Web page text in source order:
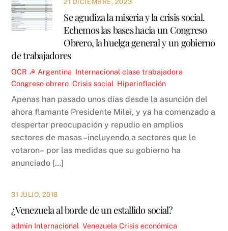
21 DICIEMBRE, 2023
Se agudiza la miseria y la crisis social.
Echemos las bases hacia un Congreso
Obrero, la huelga general y un gobierno
de trabajadores
OCR ☭ Argentina Internacional clase trabajadora
Congreso obrero ,Crisis social Hiperinflación
Apenas han pasado unos días desde la asunción del
ahora flamante Presidente Milei, y ya ha comenzado a
despertar preocupación y repudio en amplios
sectores de masas –incluyendo a sectores que le
votaron– por las medidas que su gobierno ha
anunciado […]
31 JULIO, 2018
¿Venezuela al borde de un estallido social?
admin Internacional ,Venezuela Crisis económica